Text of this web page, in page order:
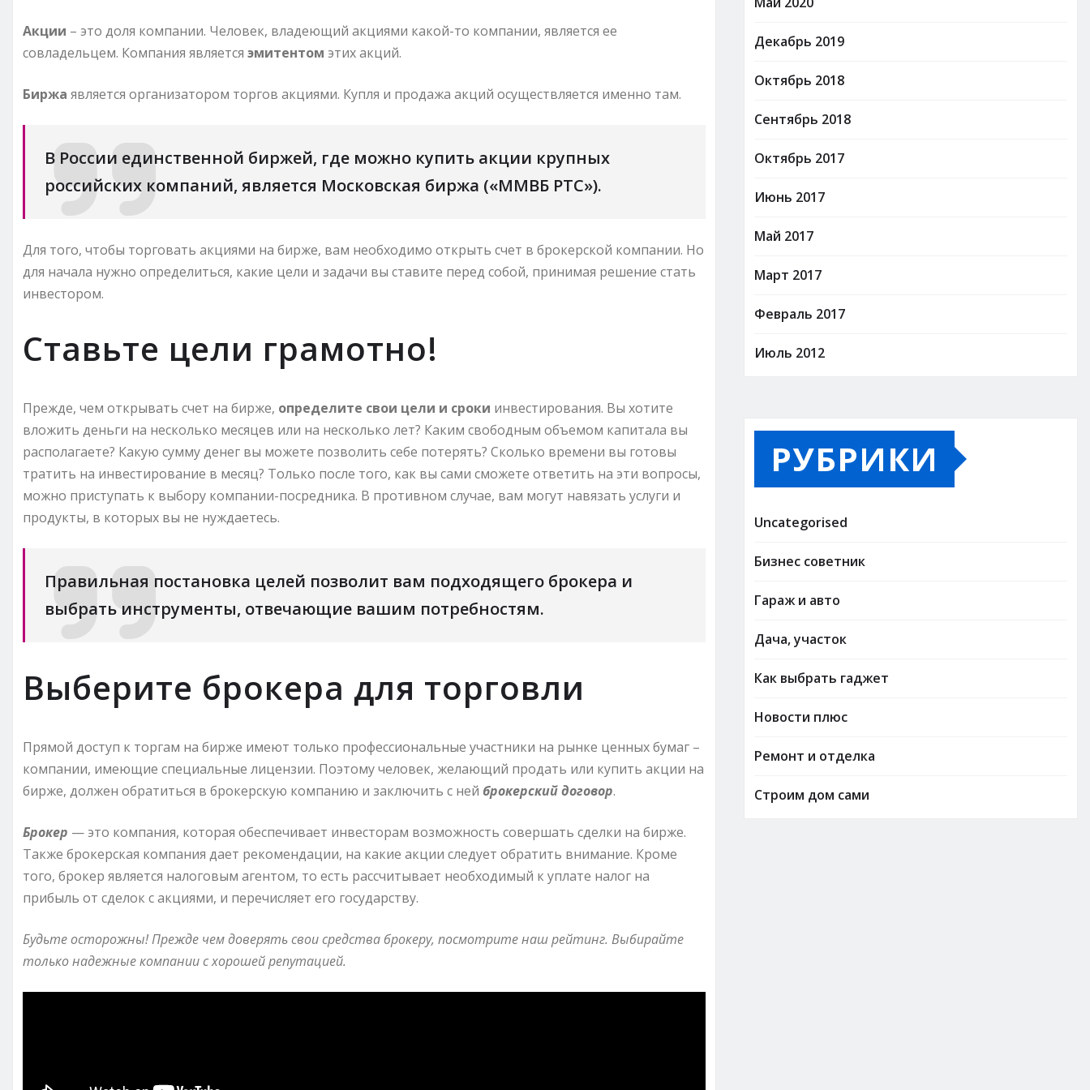
Акции – это доля компании. Человек, владеющий акциями какой-то компании, является ее
совладельцем. Компания является эмитентом этих акций.
Биржа является организатором торгов акциями. Купля и продажа акций осуществляется именно там.
В России единственной биржей, где можно купить акции крупных
российских компаний, является Московская биржа («ММВБ РТС»).
Для того, чтобы торговать акциями на бирже, вам необходимо открыть счет в брокерской компании. Но
для начала нужно определиться, какие цели и задачи вы ставите перед собой, принимая решение стать
инвестором.
Ставьте цели грамотно!
Прежде, чем открывать счет на бирже, определите свои цели и сроки инвестирования. Вы хотите
вложить деньги на несколько месяцев или на несколько лет? Каким свободным объемом капитала вы
располагаете? Какую сумму денег вы можете позволить себе потерять? Сколько времени вы готовы
тратить на инвестирование в месяц? Только после того, как вы сами сможете ответить на эти вопросы,
можно приступать к выбору компании-посредника. В противном случае, вам могут навязать услуги и
продукты, в которых вы не нуждаетесь.
Правильная постановка целей позволит вам подходящего брокера и
выбрать инструменты, отвечающие вашим потребностям.
Выберите брокера для торговли
Прямой доступ к торгам на бирже имеют только профессиональные участники на рынке ценных бумаг –
компании, имеющие специальные лицензии. Поэтому человек, желающий продать или купить акции на
бирже, должен обратиться в брокерскую компанию и заключить с ней брокерский договор.
Брокер — это компания, которая обеспечивает инвесторам возможность совершать сделки на бирже.
Также брокерская компания дает рекомендации, на какие акции следует обратить внимание. Кроме
того, брокер является налоговым агентом, то есть рассчитывает необходимый к уплате налог на
прибыль от сделок с акциями, и перечисляет его государству.
Будьте осторожны! Прежде чем доверять свои средства брокеру, посмотрите наш рейтинг. Выбирайте
только надежные компании с хорошей репутацией.
Декабрь 2019
Октябрь 2018
Сентябрь 2018
Октябрь 2017
Июнь 2017
Май 2017
Март 2017
Февраль 2017
Июль 2012
РУБРИКИ
Uncategorised
Бизнес советник
Гараж и авто
Дача, участок
Как выбрать гаджет
Новости плюс
Ремонт и отделка
Строим дом сами